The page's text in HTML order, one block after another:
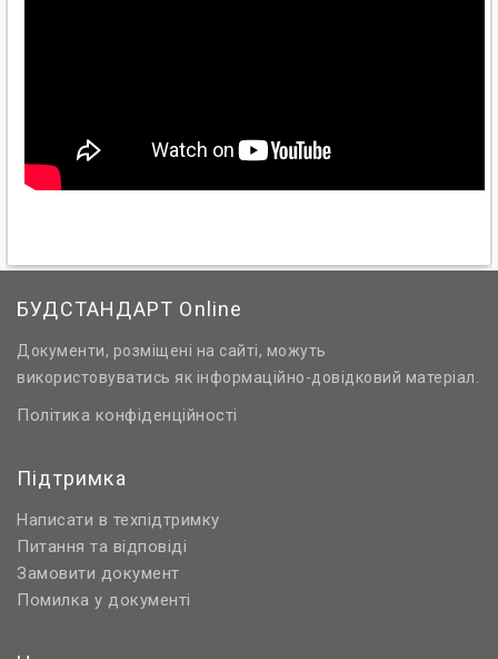
БУДСТАНДАРТ Online
Документи, розміщені на сайті, можуть
використовуватись як інформаційно-довідковий матеріал.
Політика конфіденційності
Підтримка
Написати в техпідтримку
Питання та відповіді
Замовити документ
Помилка у документі